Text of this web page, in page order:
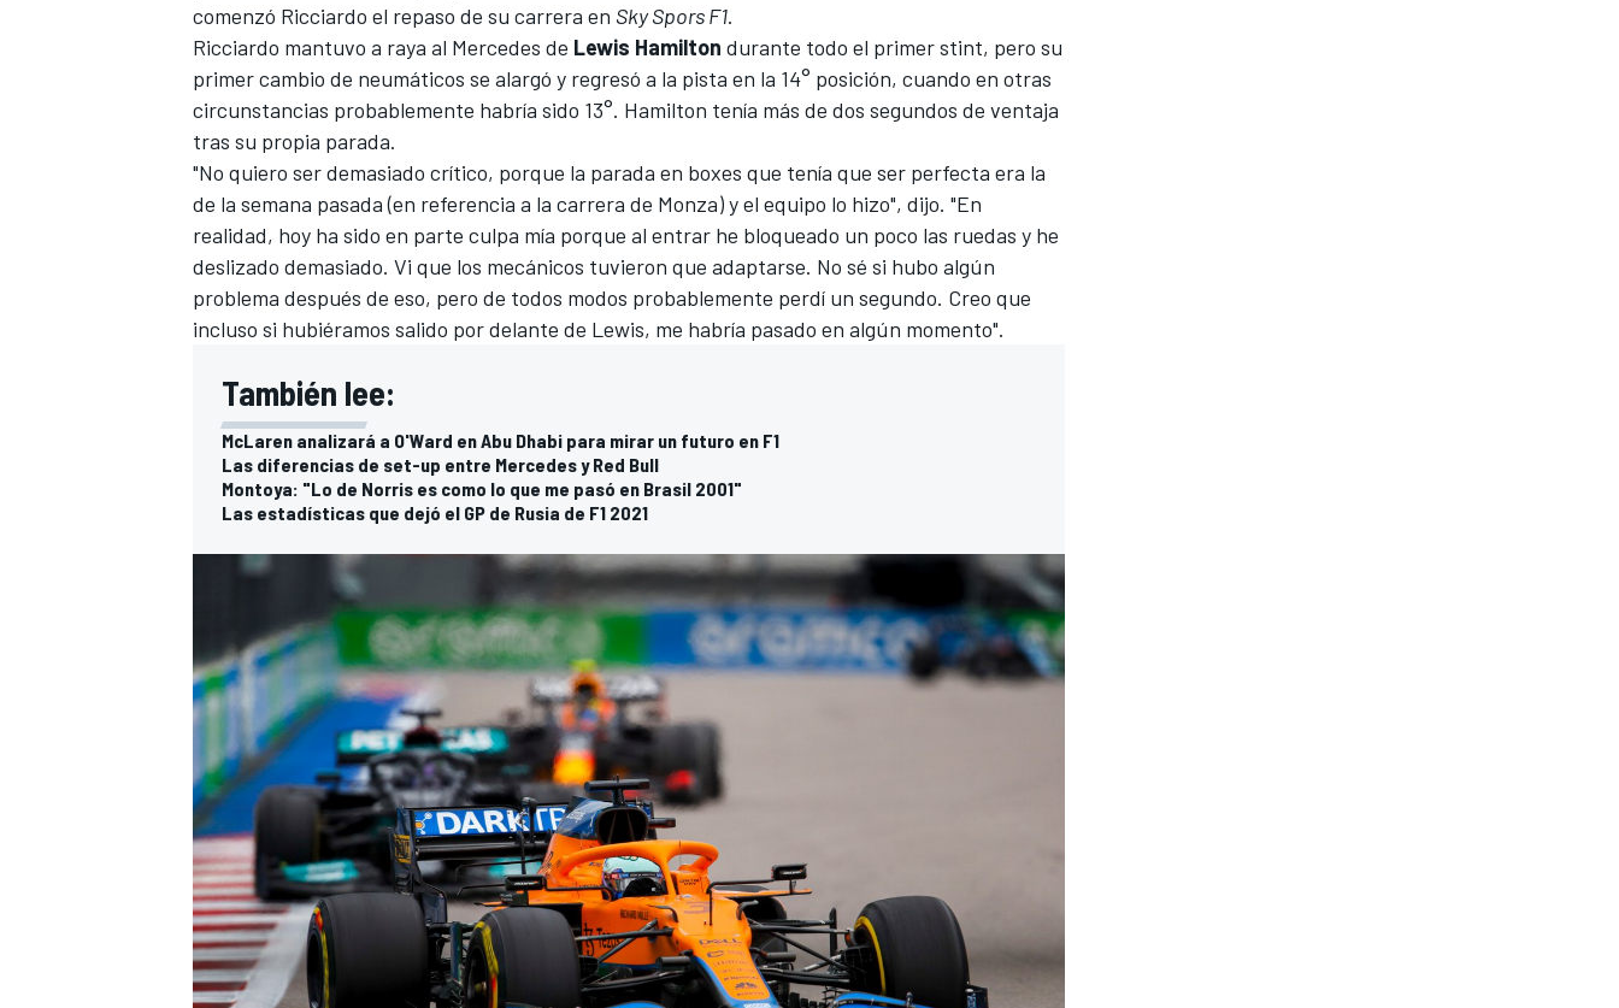
FÓRMULA E
comenzó Ricciardo el repaso de su carrera en Sky Spors F1.
Ricciardo mantuvo a raya al Mercedes de Lewis Hamilton durante todo el primer stint, pero su
primer cambio de neumáticos se alargó y regresó a la pista en la 14° posición, cuando en otras
circunstancias probablemente habría sido 13°. Hamilton tenía más de dos segundos de ventaja
tras su propia parada.
"No quiero ser demasiado crítico, porque la parada en boxes que tenía que ser perfecta era la
de la semana pasada (en referencia a la carrera de Monza) y el equipo lo hizo", dijo. "En
realidad, hoy ha sido en parte culpa mía porque al entrar he bloqueado un poco las ruedas y he
deslizado demasiado. Vi que los mecánicos tuvieron que adaptarse. No sé si hubo algún
problema después de eso, pero de todos modos probablemente perdí un segundo. Creo que
incluso si hubiéramos salido por delante de Lewis, me habría pasado en algún momento".
También lee:
McLaren analizará a O'Ward en Abu Dhabi para mirar un futuro en F1
Las diferencias de set-up entre Mercedes y Red Bull
Montoya: "Lo de Norris es como lo que me pasó en Brasil 2001"
Las estadísticas que dejó el GP de Rusia de F1 2021